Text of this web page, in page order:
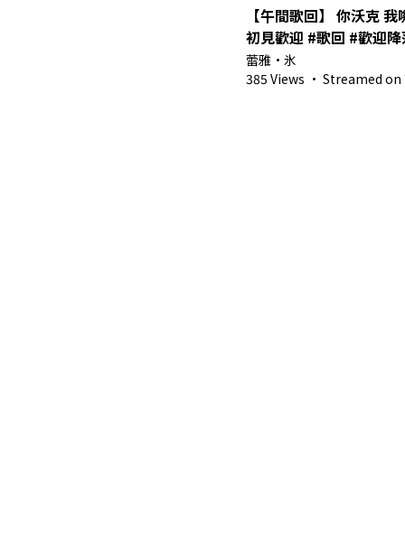
【午間歌回】 你沃克
初見歡迎 #歌回 #歡迎降落 【蕾雅 馬
Vtuber】
蕾雅・氷
385 Views · Streamed on